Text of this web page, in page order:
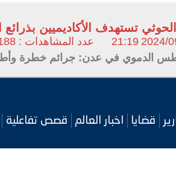
الحوثي تستهدف الأكاديميين
2024/
21:19 عدد المشاهدات : 188 مشاهده
الدموي في عدن: جرائم خطرة